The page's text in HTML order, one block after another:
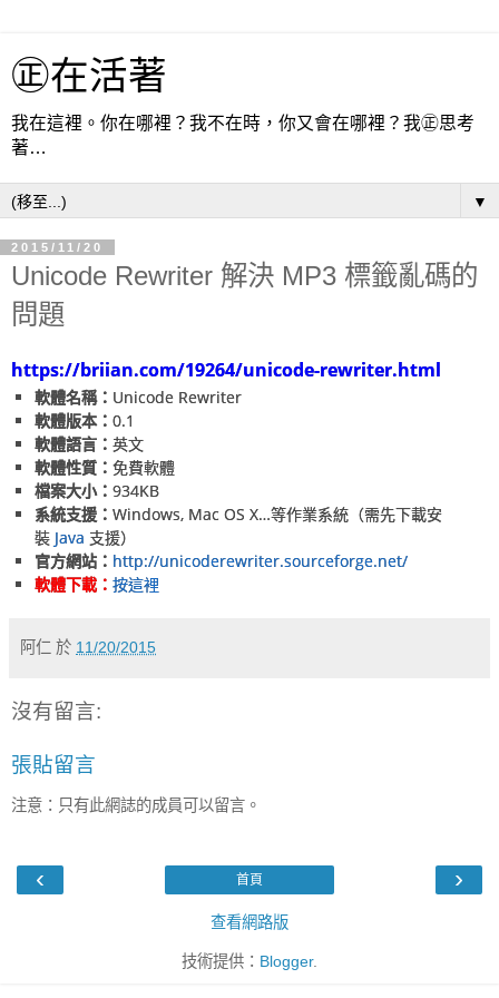
㊣在活著
我在這裡。你在哪裡？我不在時，你又會在哪裡？我㊣思考
著…
▼
2015/11/20
Unicode Rewriter 解決 MP3 標籤亂碼的
問題
https://briian.com/19264/unicode-rewriter.html
軟體名稱： Unicode Rewriter
軟體版本：0.1
軟體語言：英文
軟體性質：免費軟體
檔案大小：934KB
系統支援：Windows, Mac OS X…等作業系統（需先下載安
裝 Java 支援）
官方網站： http://unicoderewriter.sourceforge.net/
軟體下載：按這裡
阿仁 於 11/20/2015
沒有留言:
張貼留言
注意：只有此網誌的成員可以留言。
‹ ›
首頁
查看網路版
技術提供： Blogger.